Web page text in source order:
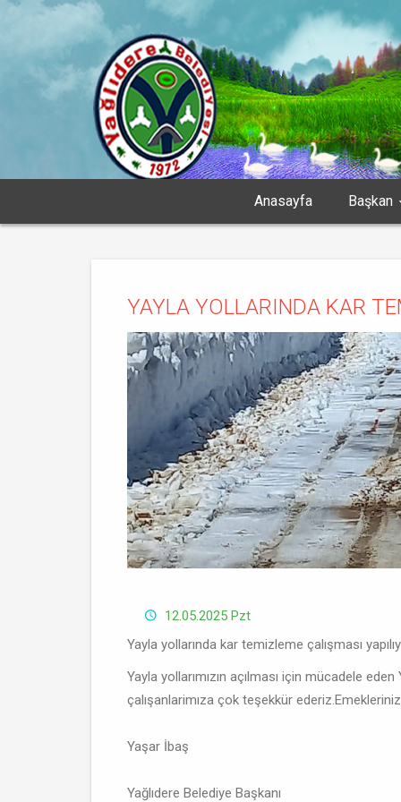
Anasayfa Başkan
YAYLA YOLLARINDA KAR
12.05.2025 Pzt
Yayla yollarında kar temizleme çalışması
Yayla yollarımızın açılması için mücadele
çalışanlarimıza çok teşekkür
Yaşar İbaş
Yağlıdere Belediye Başkanı